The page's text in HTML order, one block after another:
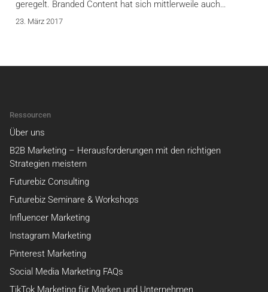
geregelt. Branded Content hat sich mittlerweile auch…
23. März 2017
Ressourcen
Über uns
B2B Marketing – Herausforderungen mit den richtigen
Strategien meistern
Futurebiz Consulting
Futurebiz Seminare & Workshops
Influencer Marketing
Instagram Marketing
Pinterest Marketing
Social Media Marketing FAQs
TikTok Marketing für Marken und Unternehmen